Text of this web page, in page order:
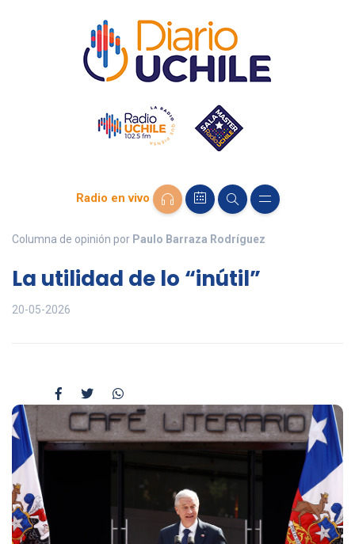
Radio en vivo
Columna de opinión por Paulo Barraza Rodríguez
La utilidad de lo “inútil”
20-05-2026